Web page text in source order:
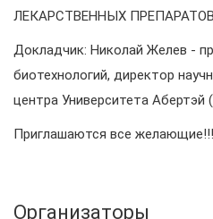
ЛЕКАРСТВЕННЫХ
Докладчик: Николай Желев -
биотехнологий, директор
центра Университета
Приглашаются все желающие!!!
Организаторы